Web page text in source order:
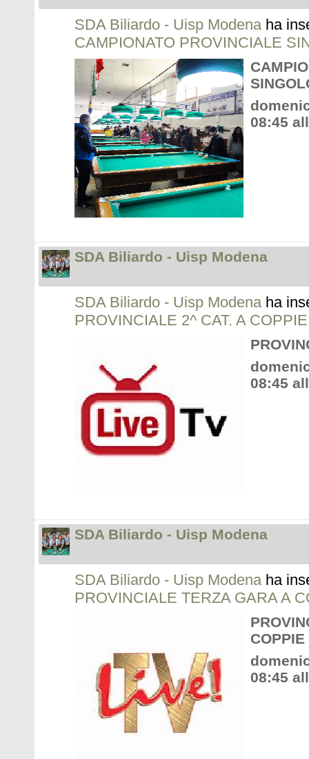
SDA Biliardo - Uisp Modenaha
CAMPIONATO PROVINCIALE
08:45
SDA Biliardo - Uisp Modena
SDA Biliardo - Uisp Modenaha
PROVINCIALE 2^ CAT. A COPPIE
08:45
SDA Biliardo - Uisp Modena
SDA Biliardo - Uisp Modenaha
PROVINCIALE TERZA GARA A
COPPIE
08:45